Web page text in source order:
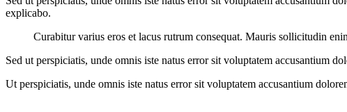
explicabo.
Curabitur varius eros et lacus rutrum consequat. Mauris sollicitudin
Sed ut perspiciatis, unde omnis iste natus error sit voluptatem accusantium
Ut perspiciatis, unde omnis iste natus error sit voluptatem accusantium